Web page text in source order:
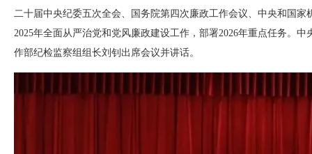
二十届中央纪委五次全会、国务院第四次廉政工作会议、中央和国
2025年全面从严治党和党风廉政建设工作，部署2026年重点任务。
作部纪检监察组组长刘钊出席会议并讲话。